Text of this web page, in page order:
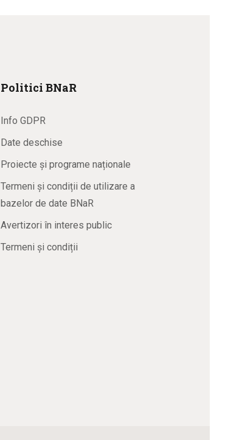
Politici BNaR
Info GDPR
Date deschise
Proiecte și programe naționale
Termeni și condiții de utilizare a
bazelor de date BNaR
Avertizori în interes public
Termeni și condiții